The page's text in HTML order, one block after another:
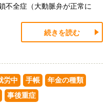
不全症（大動脈弁が正常に
続きを読む
労中 手帳
年金の種類
事後重症